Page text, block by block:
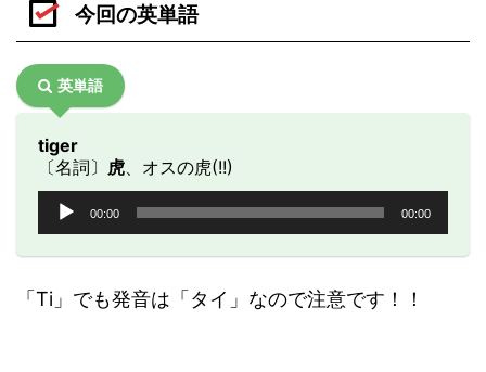
今回の英単語
英単語
tiger
〔名詞〕 虎 、オスの虎(!!)
ー
00:00 00:00
「Ti」でも発音は「タイ」なので注意です！！